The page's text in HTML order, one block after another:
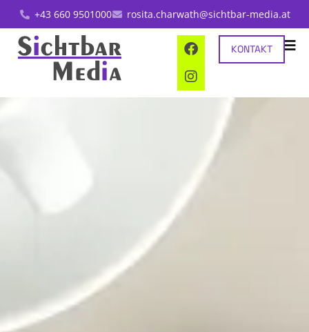
+43 660 9501000 rosita.charwath@sichtbar-media.at
KONTAKT